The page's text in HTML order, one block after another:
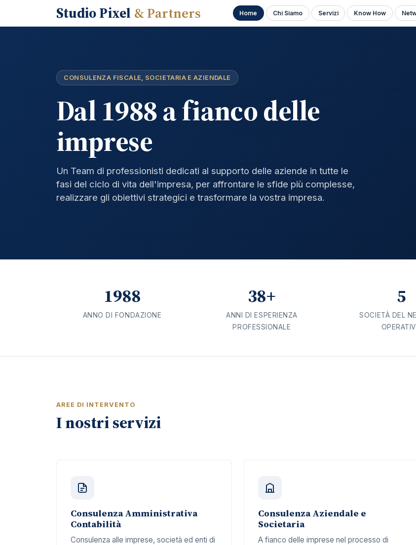
Vai al contenutoStudio Pixel & Partners Home Chi Siamo Servizi Know How
CONSULENZA FISCALE, SOCIETARIA E AZIENDALE
Dal 1988 a fianco delle
imprese
Un Team di professionisti dedicati al supporto delle aziende in tutte le
fasi del ciclo di vita dell'impresa, per affrontare le sfide più complesse,
realizzare gli obiettivi strategici e trasformare la vostra impresa.
1988
ANNO DI FONDAZIONE
38+
ANNI DI ESPERIENZA
PROFESSIONALE
5
SOCIETÀ DEL
AREE DI INTERVENTO
I nostri servizi
Consulenza Amministrativa
Contabilità
Consulenza alle imprese, società ed enti di
Consulenza Aziendale e
Societaria
A fianco delle imprese nel processo di